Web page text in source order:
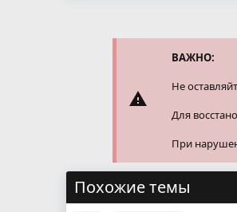
и
ВАЖНО:
Не
Для
При
Похожие темы